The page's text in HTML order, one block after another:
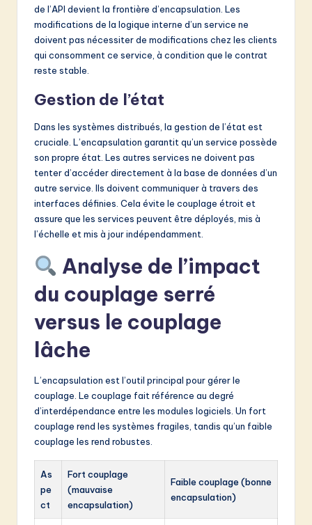
de l’API devient la frontière d’encapsulation. Les
modifications de la logique interne d’un service ne
doivent pas nécessiter de modifications chez les clients
qui consomment ce service, à condition que le contrat
reste stable.
Gestion de l’état
Dans les systèmes distribués, la gestion de l’état est
cruciale. L’encapsulation garantit qu’un service possède
son propre état. Les autres services ne doivent pas
tenter d’accéder directement à la base de données d’un
autre service. Ils doivent communiquer à travers des
interfaces définies. Cela évite le couplage étroit et
assure que les services peuvent être déployés, mis à
l’échelle et mis à jour indépendamment.
Analyse de l’impact
du couplage serré
versus le couplage
lâche
L’encapsulation est l’outil principal pour gérer le
couplage. Le couplage fait référence au degré
d’interdépendance entre les modules logiciels. Un fort
couplage rend les systèmes fragiles, tandis qu’un faible
couplage les rend robustes.
As
pe
ct
Fort couplage
(mauvaise
encapsulation)
Faible couplage (bonne
encapsulation)